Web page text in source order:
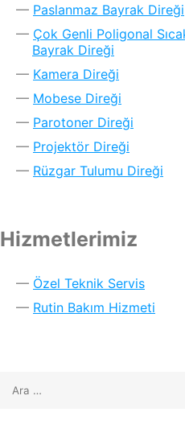
Paslanmaz Bayrak Direği
Çok Genli Poligonal
Bayrak Direği
Kamera Direği
Mobese Direği
Parotoner Direği
Projektör Direği
Rüzgar Tulumu Direği
Hizmetlerimiz
Özel Teknik Servis
Rutin Bakım Hizmeti